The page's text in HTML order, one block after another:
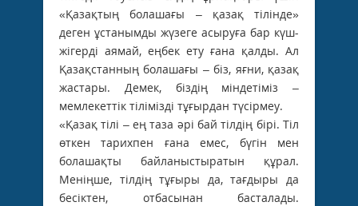
«Қазақтың болашағы – қазақ тілінде»
деген ұстанымды жүзеге асыруға бар күш-
жігерді аямай, еңбек ету ғана қалды. Ал
Қазақстанның болашағы – біз, яғни, қазақ
жастары. Демек, біздің міндетіміз –
мемлекеттік тілімізді тұғырдан түсірмеу.
«Қазақ тілі – ең таза әрі бай тілдің бірі. Тіл
өткен тарихпен ғана емес, бүгін мен
болашақты байланыс­тыратын құрал.
Меніңше, тілдің тұғыры да, тағдыры да
бесіктен, отбасынан басталады.